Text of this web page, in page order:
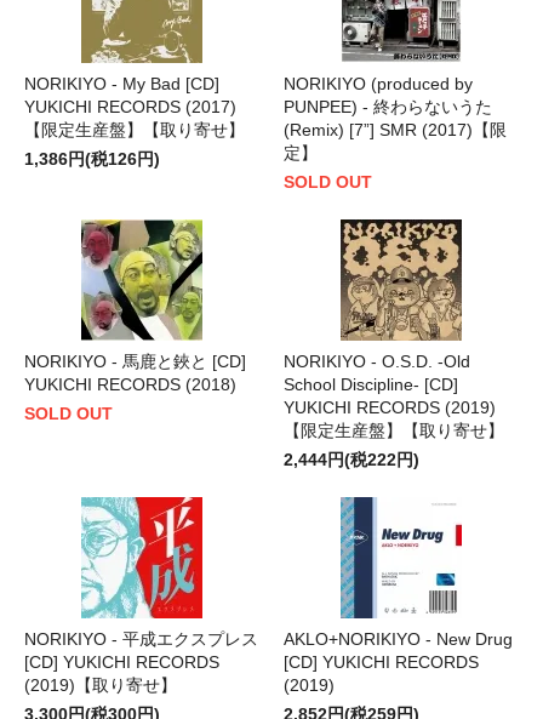
NORIKIYO - My Bad [CD]
YUKICHI RECORDS (2017)
【限定生産盤】【取り寄せ】
1,386円(税126円)
NORIKIYO (produced by
PUNPEE) - 終わらないうた
(Remix) [7”] SMR (2017)【限
定】
SOLD OUT
NORIKIYO - 馬鹿と鋏と [CD]
YUKICHI RECORDS (2018)
SOLD OUT
NORIKIYO - O.S.D. -Old
School Discipline- [CD]
YUKICHI RECORDS (2019)
【限定生産盤】【取り寄せ】
2,444円(税222円)
NORIKIYO - 平成エクスプレス
[CD] YUKICHI RECORDS
(2019)【取り寄せ】
3,300円(税300円)
AKLO+NORIKIYO - New Drug
[CD] YUKICHI RECORDS
(2019)
2,852円(税259円)